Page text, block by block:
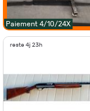
Paiement 4/10/24X
reste 4j 23h